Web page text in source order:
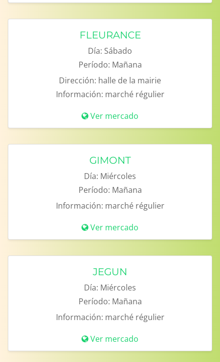
FLEURANCE
Día: Sábado
Período: Mañana
Dirección: halle de la mairie
Información: marché régulier
Ver mercado
GIMONT
Día: Miércoles
Período: Mañana
Información: marché régulier
Ver mercado
JEGUN
Día: Miércoles
Período: Mañana
Información: marché régulier
Ver mercado